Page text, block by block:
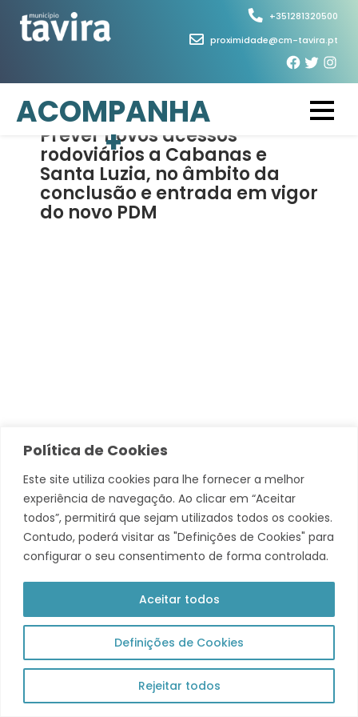
Política de Cookies
Este site utiliza cookies para lhe fornecer a melhor
experiência de navegação. Ao clicar em “Aceitar
todos”, permitirá que sejam utilizados todos os cookies.
Contudo, poderá visitar as "Definições de Cookies" para
configurar o seu consentimento de forma controlada.
Definições de Cookies
Rejeitar todos
Aceitar todos
+351281320500
proximidade@cm-tavira.pt
ACOMPANHA
+
5 de Março, 2026
Prever novos acessos
rodoviários a Cabanas e
Santa Luzia, no âmbito da
conclusão e entrada em vigor
do novo PDM
Acompanha +
Theme by Grace Themes